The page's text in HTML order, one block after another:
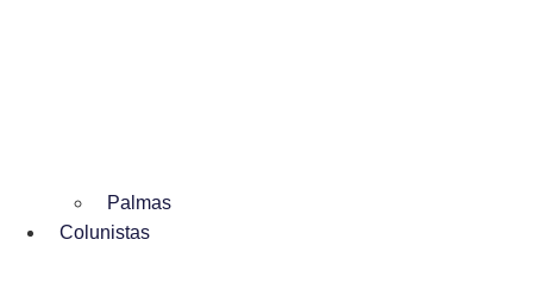
Palmas
Colunistas